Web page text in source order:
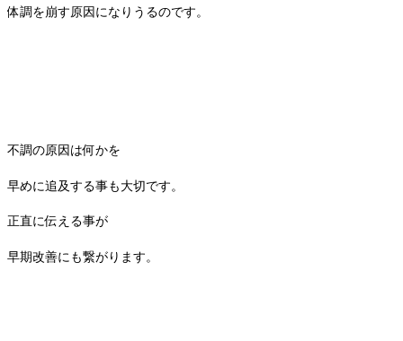
体調を崩す原因になりうるのです。
不調の原因は何かを
早めに追及する事も大切です。
正直に伝える事が
早期改善にも繋がります。